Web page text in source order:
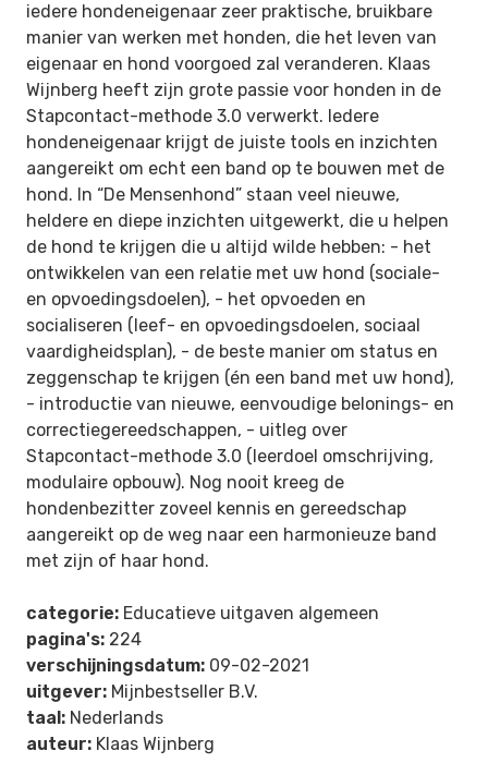
iedere hondeneigenaar zeer praktische, bruikbare
manier van werken met honden, die het leven van
eigenaar en hond voorgoed zal veranderen. Klaas
Wijnberg heeft zijn grote passie voor honden in de
Stapcontact-methode 3.0 verwerkt. Iedere
hondeneigenaar krijgt de juiste tools en inzichten
aangereikt om echt een band op te bouwen met de
hond. In “De Mensenhond” staan veel nieuwe,
heldere en diepe inzichten uitgewerkt, die u helpen
de hond te krijgen die u altijd wilde hebben: - het
ontwikkelen van een relatie met uw hond (sociale-
en opvoedingsdoelen), - het opvoeden en
socialiseren (leef- en opvoedingsdoelen, sociaal
vaardigheidsplan), - de beste manier om status en
zeggenschap te krijgen (én een band met uw hond),
- introductie van nieuwe, eenvoudige belonings- en
correctiegereedschappen, - uitleg over
Stapcontact-methode 3.0 (leerdoel omschrijving,
modulaire opbouw). Nog nooit kreeg de
hondenbezitter zoveel kennis en gereedschap
aangereikt op de weg naar een harmonieuze band
met zijn of haar hond.
categorie: Educatieve uitgaven algemeen
pagina's: 224
verschijningsdatum: 09-02-2021
uitgever: Mijnbestseller B.V.
taal: Nederlands
auteur: Klaas Wijnberg